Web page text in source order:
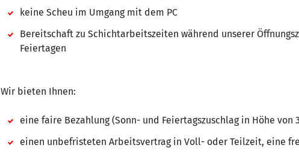
keine Scheu im Umgang mit dem PC
Bereitschaft zu Schichtarbeitszeiten während unserer
Feiertagen
Wir bieten Ihnen:
eine faire Bezahlung (Sonn- und Feiertagszuschlag in Höhe von
einen unbefristeten Arbeitsvertrag in Voll- oder Teilzeit, eine